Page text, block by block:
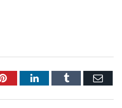
PinterestLinkedInTumblr Email